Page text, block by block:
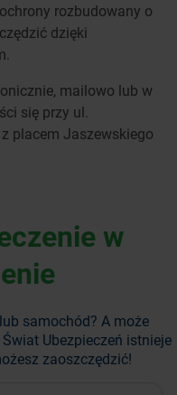
rozbudowany o
dzięki
mailowo lub w
się przy ul.
placem Jaszewskiego
w
samochód? A może
Ubezpieczeń istnieje
zaoszczędzić!